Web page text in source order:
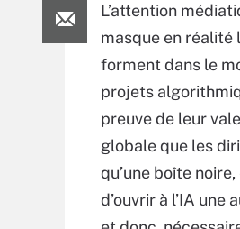
L’attention
masque en réalité
forment dans le
projets
preuve de leur
globale que les
qu’une boîte
d’ouvrir à l’IA